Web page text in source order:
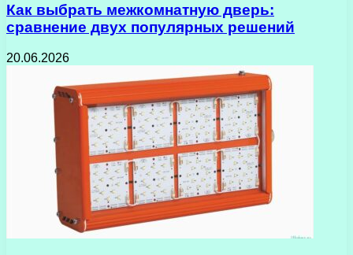
Как выбрать межкомнатную дверь:
сравнение двух популярных решений
20.06.2026